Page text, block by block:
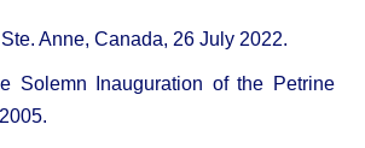
Anne, Canada, 26 July 2022.
Solemn Inauguration of the Petrine